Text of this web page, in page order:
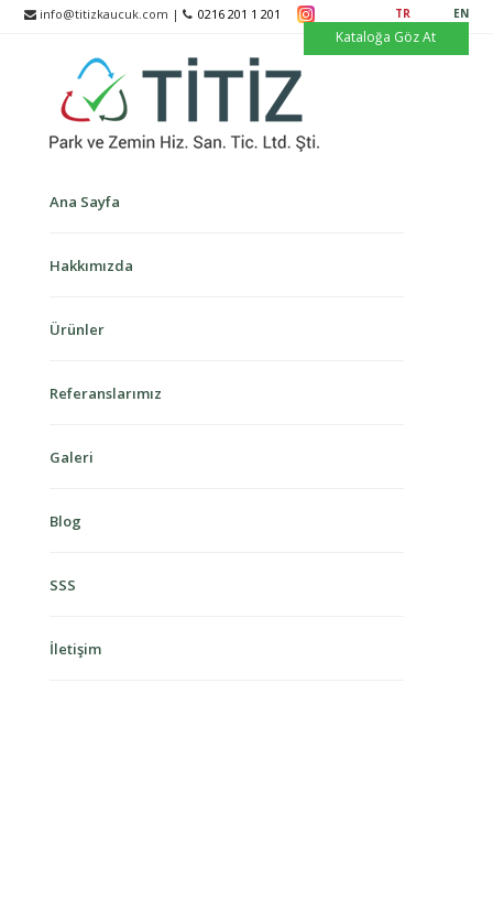
info@titizkaucuk.com | 0216 201 1 201 TR EN
Kataloğa Göz At
Ana Sayfa
Hakkımızda
Ürünler
Referanslarımız
Galeri
Blog
SSS
İletişim